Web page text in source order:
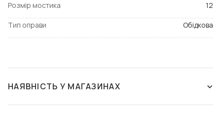
Розмір мостика 12
Тип оправи Обідкова
НАЯВНІСТЬ У МАГАЗИНАХ